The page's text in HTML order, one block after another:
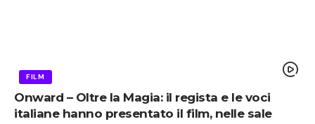
FILM
Onward – Oltre la Magia: il regista e le voci
italiane hanno presentato il film, nelle sale